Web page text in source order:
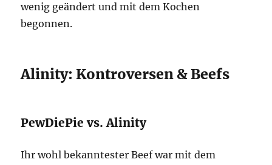
wenig geändert und mit dem Kochen
begonnen.
Alinity: Kontroversen & Beefs
PewDiePie vs. Alinity
Ihr wohl bekanntester Beef war mit dem